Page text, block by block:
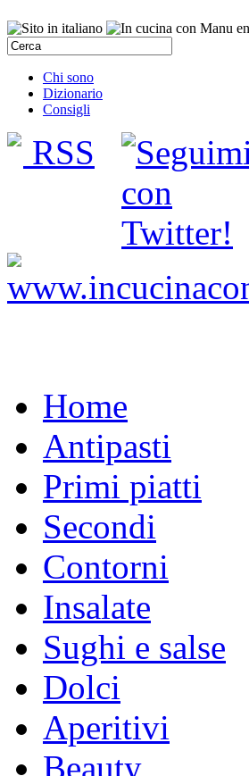
Chi sono
Dizionario
Consigli
RSS
Home
Antipasti
Primi piatti
Secondi
Contorni
Insalate
Sughi e salse
Dolci
Aperitivi
Beauty